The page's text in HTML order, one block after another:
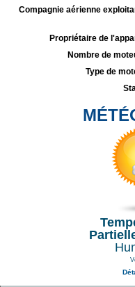
Compagnie aérienne
Propriétaire de
Nombre de
Type de